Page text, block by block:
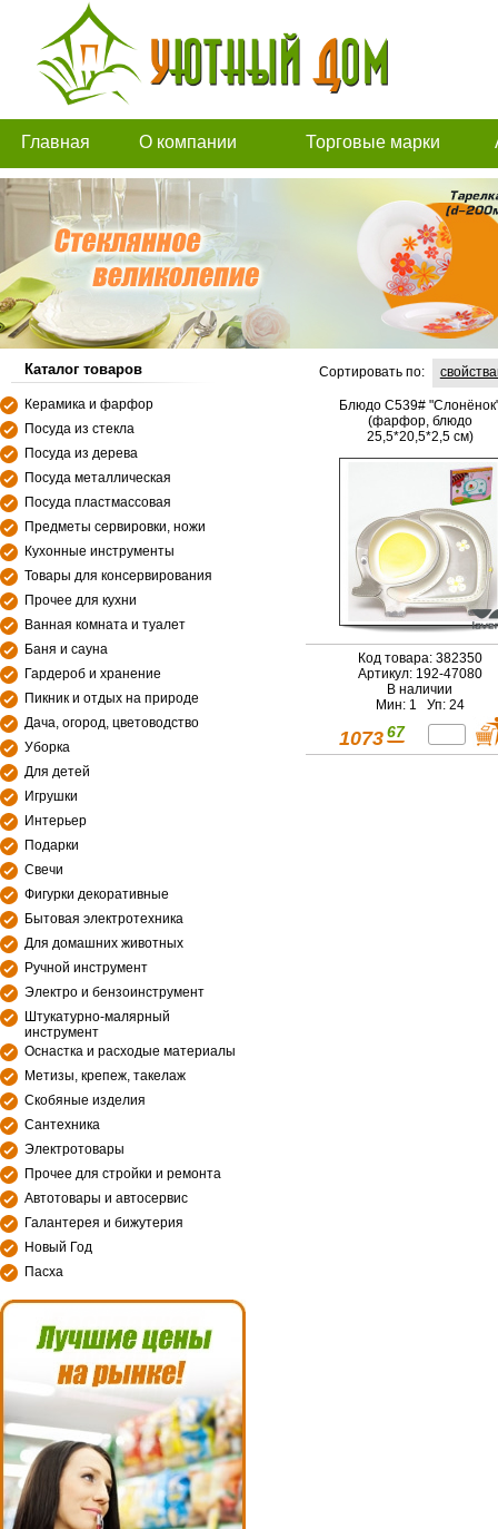
Главная О компании Торговые марки
Каталог товаров
Керамика и фарфор
Посуда из стекла
Посуда из дерева
Посуда металлическая
Посуда пластмассовая
Предметы сервировки, ножи
Кухонные инструменты
Товары для консервирования
Прочее для кухни
Ванная комната и туалет
Баня и сауна
Гардероб и хранение
Пикник и отдых на природе
Дача, огород, цветоводство
Уборка
Для детей
Игрушки
Интерьер
Подарки
Свечи
Фигурки декоративные
Бытовая электротехника
Для домашних животных
Ручной инструмент
Электро и бензоинструмент
Штукатурно-малярный
инструмент
Оснастка и расходые материалы
Метизы, крепеж, такелаж
Скобяные изделия
Сантехника
Электротовары
Прочее для стройки и ремонта
Автотовары и автосервис
Галантерея и бижутерия
Новый Год
Пасха
Сортировать по:
Блюдо C539#
(фарфор, блюдо
25,5*20,5*2,5 см)
Код товара: 382350
Артикул: 192-47080
В наличии
Мин: 1 Уп: 24
1073 67